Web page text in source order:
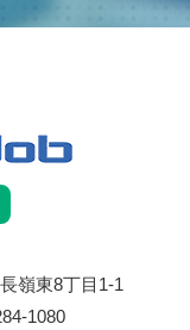
嶺東8丁目1-1
1080